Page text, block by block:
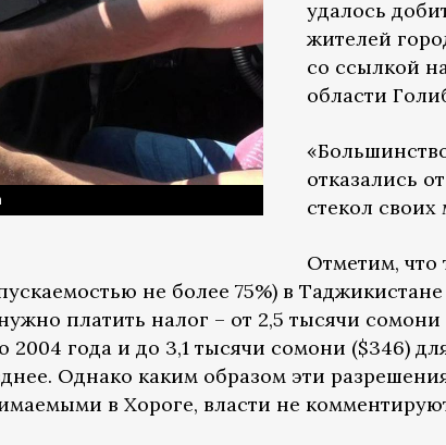
удалось
жителей
со ссылкой
области
отказались
стекол
Отметим, что
не более 75%) в Таджикистане
платить налог – от 2,5 тысячи
2004 года и до 3,1 тысячи сомони ($346)
Однако каким образом эти
в Хороге, власти не